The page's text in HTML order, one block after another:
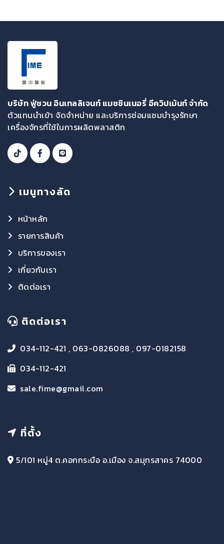
บริษัท ฟู่ชวน อินเทลลิเจนท์ แมชชินเนอรี่ อีควิปเม้นท์ จำกัด
ตัวแทนนำเข้า จัดจำหน่าย และบริการซ่อมแซมบำรุงรักษา
เครื่องจักรที่ใช้ในการผลิตพลาสติก
เมนูทางลัด
หน้าหลัก
รายการสินค้า
บริการของเรา
เกี่ยวกับเรา
ติดต่อเรา
ติดต่อเรา
034-112-421 , 063-0826088 , 097-0182158
034-112-421
sale.fime@gmail.com
ที่ตั้ง
5/101 หมู่4 ต.คอกกระบือ อ.เมือง จ.สมุทรสาคร 74000